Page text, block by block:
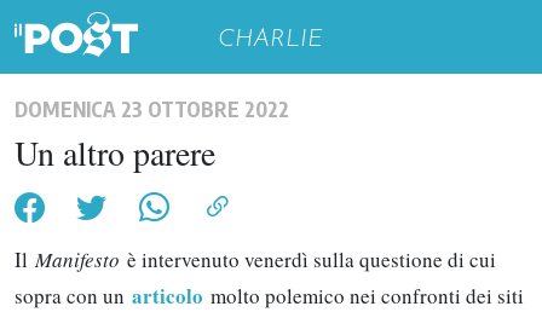
CHARLIE
DOMENICA 23 OTTOBRE 2022
Un altro parere
IlManifesto è intervenuto venerdì sulla questione di cui
sopra con un articolo molto polemico nei confronti dei siti